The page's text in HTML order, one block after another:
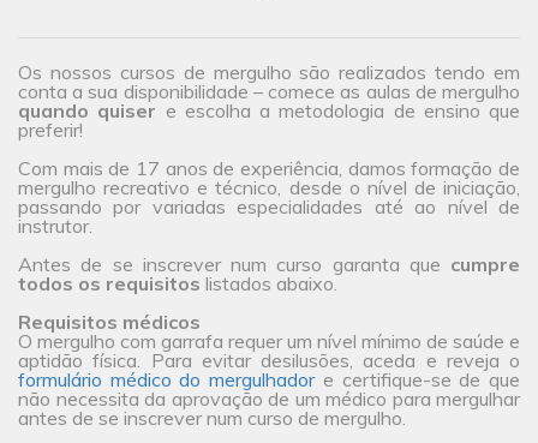
Os nossos cursos de mergulho são realizados tendo em
conta a sua disponibilidade – comece as aulas de mergulho
quando quiser e escolha a metodologia de ensino que
preferir!
Com mais de 17 anos de experiência, damos formação de
mergulho recreativo e técnico, desde o nível de iniciação,
passando por variadas especialidades até ao nível de
instrutor.
Antes de se inscrever num curso garanta que cumpre
todos os requisitos listados abaixo.
Requisitos médicos
O mergulho com garrafa requer um nível mínimo de saúde e
aptidão física. Para evitar desilusões, aceda e reveja o
formulário médico do mergulhadore certifique-se de que
não necessita da aprovação de um médico para mergulhar
antes de se inscrever num curso de mergulho.